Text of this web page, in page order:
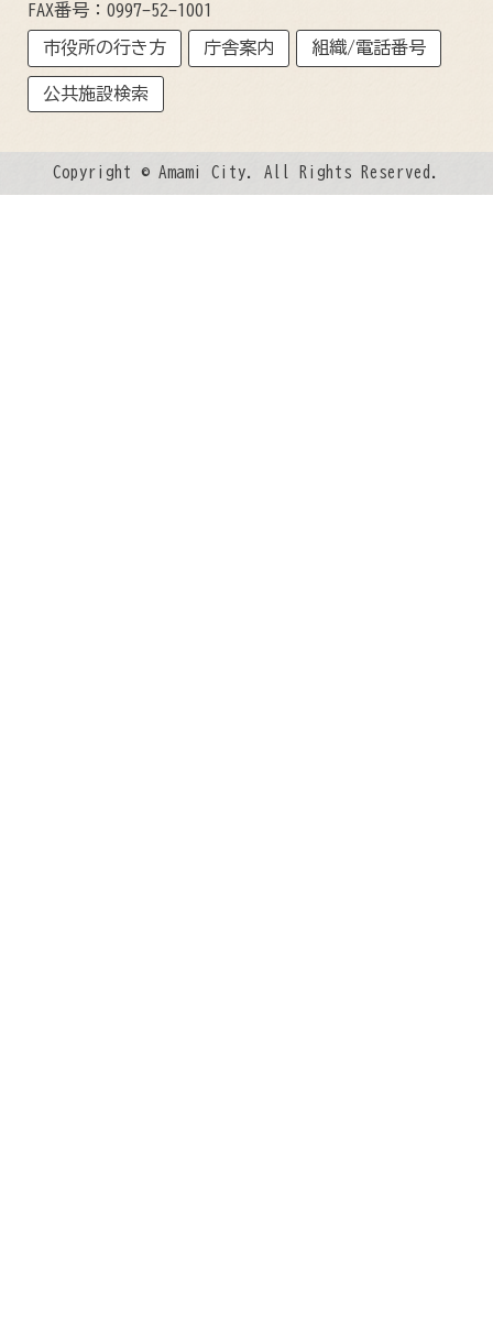
FAX番号：0997-52-1001
市役所の行き方 庁舎案内 組織/電話番号
公共施設検索
Copyright © Amami City. All Rights Reserved.